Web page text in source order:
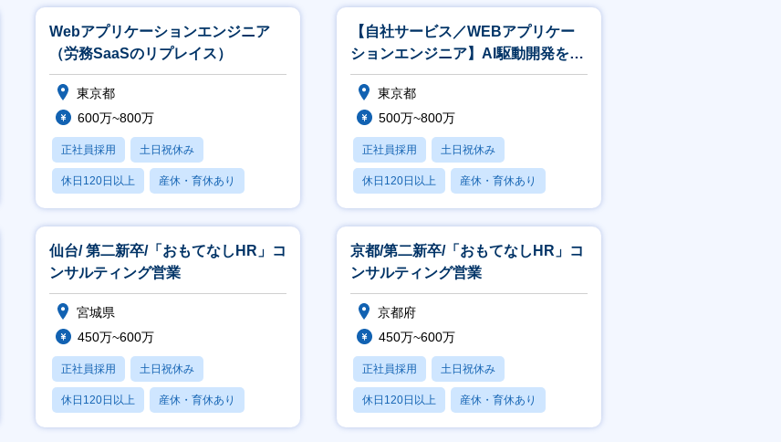
Webアプリケーションエンジニア
（労務SaaSのリプレイス）
東京都
600万~800万
正社員採用 土日祝休み
休日120日以上 産休・育休あり
賞与あり
【自社サービス／WEBアプリケー
ションエンジニア】AI駆動開発を推
進！早期テックリードを目指せま
す！東京都
500万~800万
正社員採用 土日祝休み
休日120日以上 産休・育休あり
賞与あり
仙台/ 第二新卒/「おもてなしHR」コ
ンサルティング営業
宮城県
450万~600万
正社員採用 土日祝休み
休日120日以上 産休・育休あり
賞与あり
京都/第二新卒/「おもてなしHR」コ
ンサルティング営業
京都府
450万~600万
正社員採用 土日祝休み
休日120日以上 産休・育休あり
賞与あり